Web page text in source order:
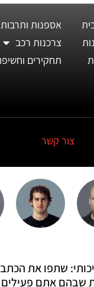
אספנות
צרכנות רכב
תחקירים
צור קשר
שתפו את
שבהם אתם פעילים